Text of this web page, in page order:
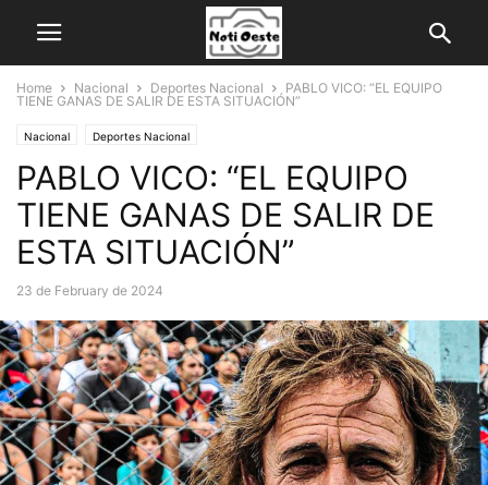
Home Nacional Deportes Nacional
PABLO VICO: “EL EQUIPO
TIENE GANAS DE SALIR DE ESTA SITUACIÓN”
Nacional Deportes Nacional
PABLO VICO: “EL EQUIPO
TIENE GANAS DE SALIR DE
ESTA SITUACIÓN”
23 de February de 2024